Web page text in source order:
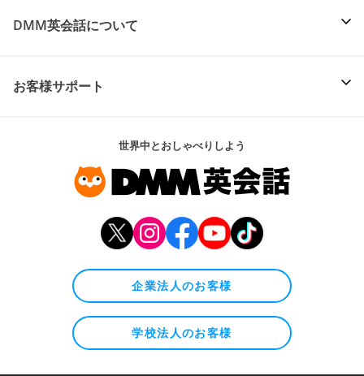
DMM英会話について
お客様サポート
世界中とおしゃべりしよう
企業法人のお客様
学校法人のお客様